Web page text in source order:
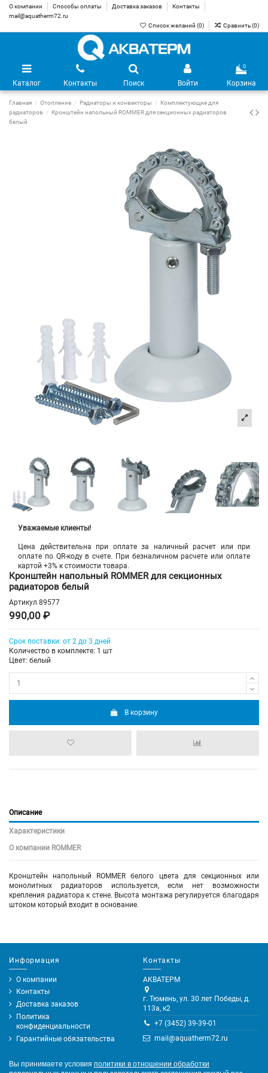
О компании Способы оплаты Доставка заказов
Контакты
mail@aquatherm72.ru
Список желаний (0) Сравнить (0)
Каталог Контакты Поиск Войти
0
Корзина
Главная Отопление Радиаторы и конвекторы
Комплектующие для
радиаторов
Кронштейн напольный ROMMER для секционных радиаторов
белый
Уважаемые клиенты!
Цена действительна при оплате за наличный расчет или при
оплате по QR-коду в счете. При безналичном расчете или оплате
картой +3% к стоимости товара.
Кронштейн напольный ROMMER для секционных
радиаторов белый
Артикул 89577
990,00 ₽
Срок поставки: от 2 до 3 дней
Количество в комплекте: 1 шт
Цвет: белый
В корзину
Описание
Характеристики
О компании ROMMER
Кронштейн напольный ROMMER белого цвета для секционных или
монолитных радиаторов используется, если нет возможности
крепления радиатора к стене. Высота монтажа регулируется благодаря
штоком который входит в основание.
Информация
О компании
Контакты
Доставка заказов
Политика
конфиденциальности
Гарантийные обязательства
Контакты
АКВАТЕРМ
г. Тюмень, ул. 30 лет Победы, д.
113а, к2
+7 (3452) 39-39-01
mail@aquatherm72.ru
Вы принимаете условия политики в отношении обработки